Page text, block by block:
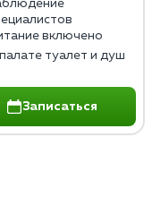
включено
туалет и душ
Записаться